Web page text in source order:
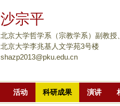
到
主
沙宗平
北京大学哲学系（宗教学系）副教授
北京大学李兆基人文学苑3号楼
shazp2013@pku.edu.cn
活动 科研成果 演讲